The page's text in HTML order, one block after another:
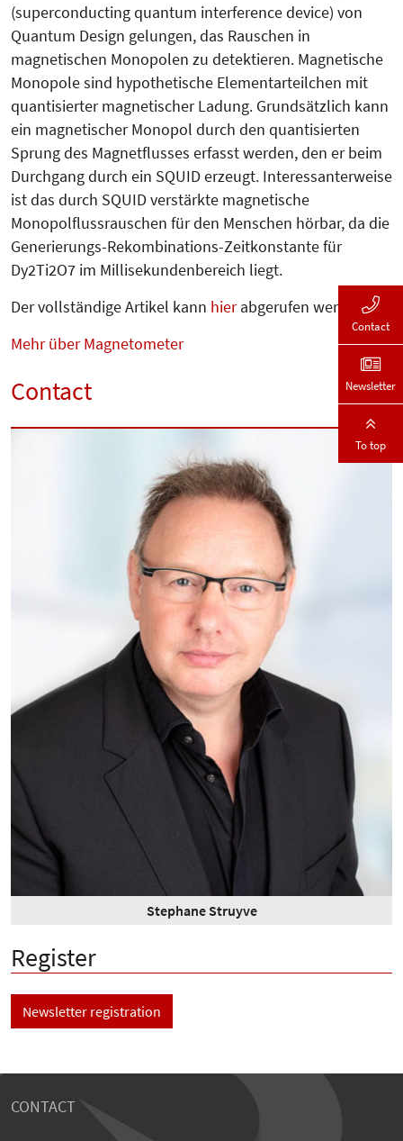
(superconducting quantum interference device) von
Quantum Design gelungen, das Rauschen in
magnetischen Monopolen zu detektieren. Magnetische
Monopole sind hypothetische Elementarteilchen mit
quantisierter magnetischer Ladung. Grundsätzlich kann
ein magnetischer Monopol durch den quantisierten
Sprung des Magnetflusses erfasst werden, den er beim
Durchgang durch ein SQUID erzeugt. Interessanterweise
ist das durch SQUID verstärkte magnetische
Monopolflussrauschen für den Menschen hörbar, da die
Generierungs-Rekom­binations-Zeitkonstante für
Dy2Ti2O7 im Millisekundenbereich liegt.
Der vollständige Artikel kann hierabgerufen werden.
Mehr über Magnetometer
Contact
Stephane Struyve
Register
Newsletter registration
CONTACT
Contact
Newsletter
To top